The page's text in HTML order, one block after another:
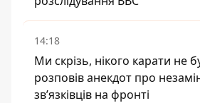
14:18
Ми скрізь, нікого карати не
розповів анекдот про
зв’язківців на фронті